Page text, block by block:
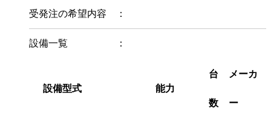
受発注の希望内容 ：
設備一覧 ：
設備型式 能力
台
数
メーカ
ー